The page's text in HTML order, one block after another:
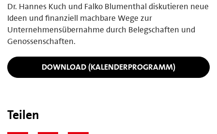
Dr. Hannes Kuch und Falko Blumenthal diskutieren neue
Ideen und finanziell machbare Wege zur
Unternehmensübernahme durch Belegschaften und
Genossenschaften.
DOWNLOAD (KALENDERPROGRAMM)
Teilen